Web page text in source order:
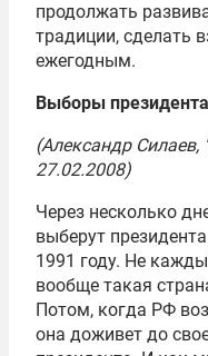
продолжать
традиции, сделать
ежегодным.
Выборы
(Александр Силаев,
27.02.2008)
Через несколько
выберут
1991 году. Не
вообще такая
Потом, когда РФ
она доживет до